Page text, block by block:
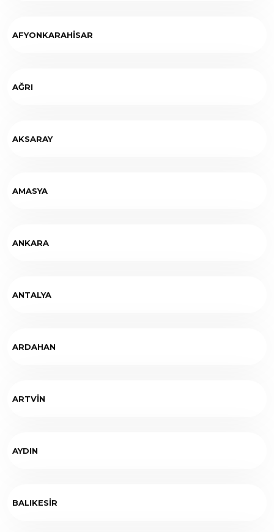
AFYONKARAHİSAR
AĞRI
AKSARAY
AMASYA
ANKARA
ANTALYA
ARDAHAN
ARTVİN
AYDIN
BALIKESİR